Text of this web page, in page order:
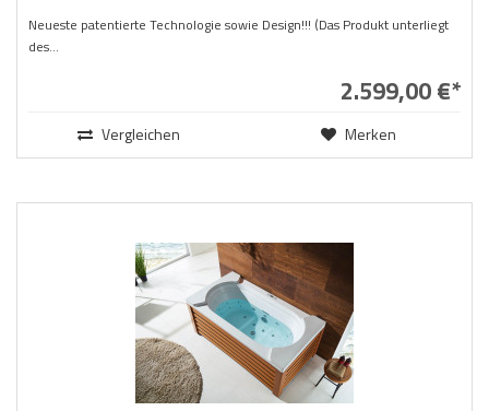
Neueste patentierte Technologie sowie Design!!! (Das Produkt unterliegt
des...
2.599,00 €*
Vergleichen Merken